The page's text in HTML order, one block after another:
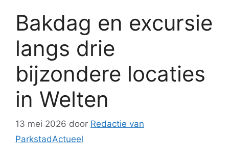
Bakdag en excursie
langs drie
bijzondere locaties
in Welten
13 mei 2026 door Redactie van
ParkstadActueel